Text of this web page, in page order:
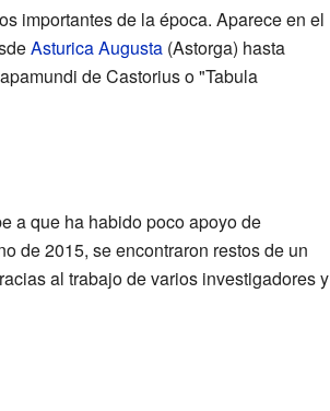
importantes de la época. Aparece en el
Asturica Augusta(Astorga) hasta
de Castorius o "Tabula
a que ha habido poco apoyo de
de 2015, se encontraron restos de un
al trabajo de varios investigadores y